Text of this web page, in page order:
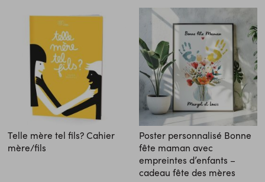
Telle mère tel fils? Cahier
mère/fils
Poster personnalisé Bonne
fête maman avec
empreintes d’enfants –
cadeau fête des mères